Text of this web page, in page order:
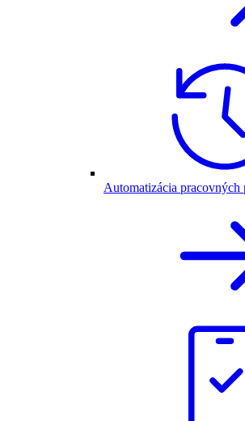
Automatizácia pracovných